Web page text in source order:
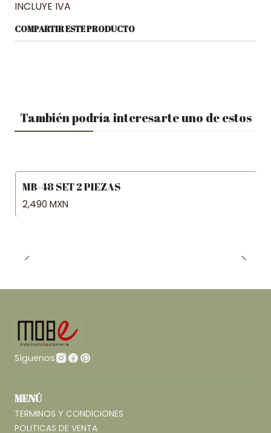
INCLUYE IVA
COMPARTIR ESTE PRODUCTO
También podría interesarte uno de estos
MB-48 SET 2 PIEZAS
2,490 MXN
Síguenos
MENÚ
TERMINOS Y CONDICIONES
POLITICAS DE VENTA